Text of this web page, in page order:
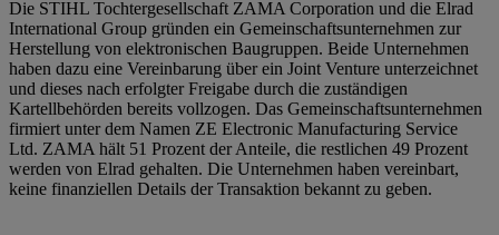
Die STIHL Tochtergesellschaft ZAMA Corporation und die Elrad
International Group gründen ein Gemeinschaftsunternehmen zur
Herstellung von elektronischen Baugruppen. Beide Unternehmen
haben dazu eine Vereinbarung über ein Joint Venture unterzeichnet
und dieses nach erfolgter Freigabe durch die zuständigen
Kartellbehörden bereits vollzogen. Das Gemeinschaftsunternehmen
firmiert unter dem Namen ZE Electronic Manufacturing Service
Ltd. ZAMA hält 51 Prozent der Anteile, die restlichen 49 Prozent
werden von Elrad gehalten. Die Unternehmen haben vereinbart,
keine finanziellen Details der Transaktion bekannt zu geben.